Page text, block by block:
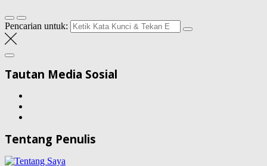
Pencarian untuk:
Tautan Media Sosial
Tentang Penulis